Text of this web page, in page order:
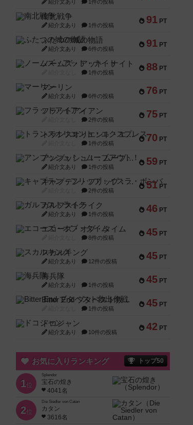
紹介文あり 1件の投稿
91 PT
南北戦争
紹介文あり 1件の投稿
91 PT
ふたつの城の物語
紹介文あり 6件の投稿
88 PT
ノームズ・アット・ナイト
1件の投稿
76 PT
マーリン
紹介文あり 6件の投稿
75 PT
フラットアイアン
2件の投稿
70 PT
トランスオリエント・エクスプレス
1件の投稿
59 PT
アンブッシュ！：ムーブアウト！
紹介文あり 1件の投稿
51 PT
キャプテン・フリップ：イスラ・ボンバ
2件の投稿
46 PT
ガルフストライク
紹介文あり 1件の投稿
45 PT
エコーズ・オブ・タイム
8件の投稿
45 PT
スカルキング
紹介文あり 12件の投稿
45 PT
海兵隊
紹介文あり 1件の投稿
45 PT
Bitter End ブタペスト救出作戦
1件の投稿
42 PT
ドコジャン
紹介文あり 10件の投稿
お気に入りランキング トップ50
1位
Splendor
宝石の煌き
4041名
2位
Die Siedler von Catan
カタン
3616名